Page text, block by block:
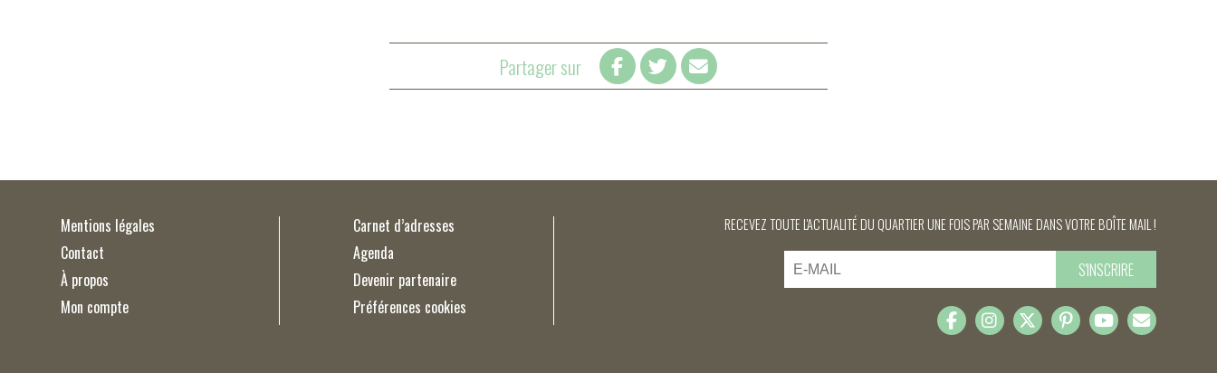
Partager sur
Mentions légales
Contact
À propos
Mon compte
Carnet d’adresses
Agenda
Devenir partenaire
Préférences cookies
RECEVEZ TOUTE L'ACTUALITÉ DU QUARTIER UNE FOIS PAR SEMAINE DANS VOTRE BOÎTE MAIL !